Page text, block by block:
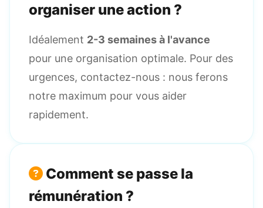
organiser une action ?
Idéalement 2-3 semaines à l'avance
pour une organisation optimale. Pour des
urgences, contactez-nous : nous ferons
notre maximum pour vous aider
rapidement.
Comment se passe la
rémunération ?